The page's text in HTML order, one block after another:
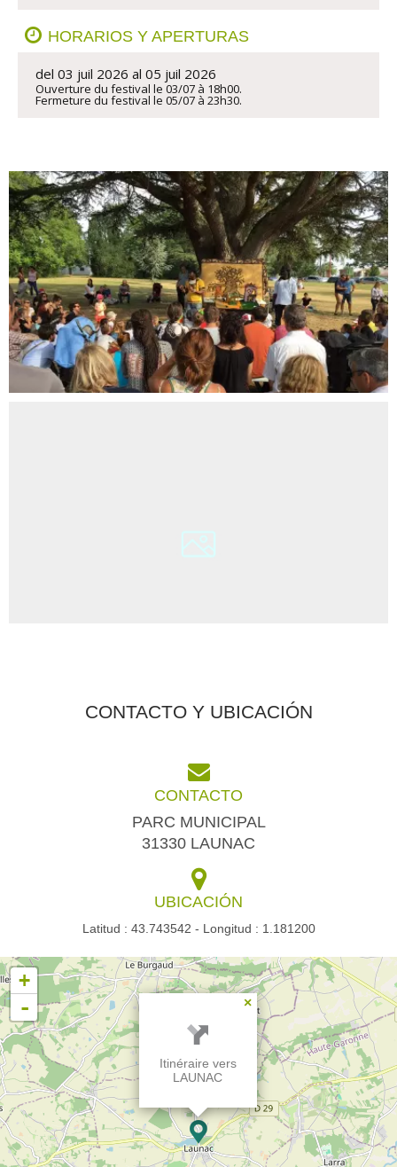
HORARIOS Y APERTURAS
del 03 juil 2026 al 05 juil 2026
Ouverture du festival le 03/07 à 18h00.
Fermeture du festival le 05/07 à 23h30.
CONTACTO Y UBICACIÓN
CONTACTO
PARC MUNICIPAL
31330 LAUNAC
UBICACIÓN
Latitud : 43.743542 - Longitud : 1.181200
×
Itinéraire vers
LAUNAC
+
-